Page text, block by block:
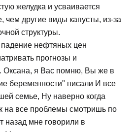
желудка и усваивается
чем другие виды капусты, из-за
структуры.
нефтяных цен
прогнозы и
Оксана, я Вас помню, Вы же в
беременности" писали И все
семье, Ну наверно когда
на все проблемы смотришь по
назад мне говорили в